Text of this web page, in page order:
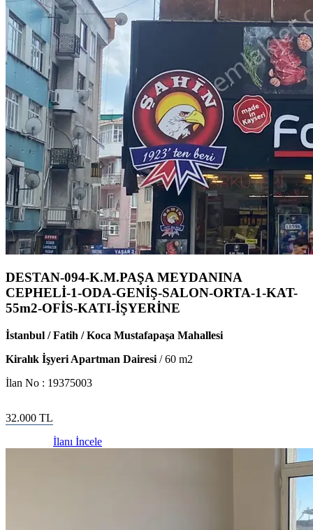
DESTAN-094-K.M.PAŞA MEYDANINA
CEPHELİ-1-ODA-GENİŞ-SALON-ORTA-1-KAT-
55m2-OFİS-KATI-İŞYERİNE
İstanbul / Fatih / Koca Mustafapaşa Mahallesi
Kiralık İşyeri Apartman Dairesi /60 m2
İlan No : 19375003
32.000 TL
İlanı İncele